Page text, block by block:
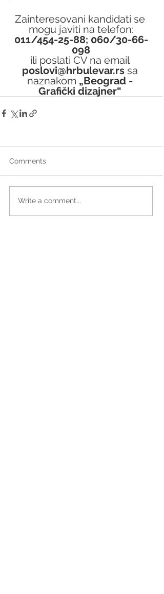
Zainteresovani kandidati se
mogu javiti na telefon:
011/454-25-88; 060/30-66-
098
ili poslati CV na email
poslovi@hrbulevar.rs sa
naznakom „Beograd -
Grafički dizajner“
Comments
Write a comment...